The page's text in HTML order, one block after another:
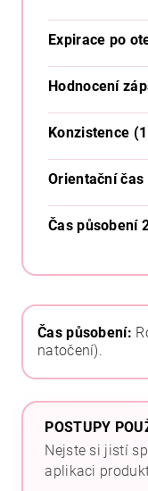
Expirace po
Hodnocení
Konzistence
Orientační
Čas působení
Čas působení:
natočení).
POSTUPY
Nejste si jistí
aplikaci